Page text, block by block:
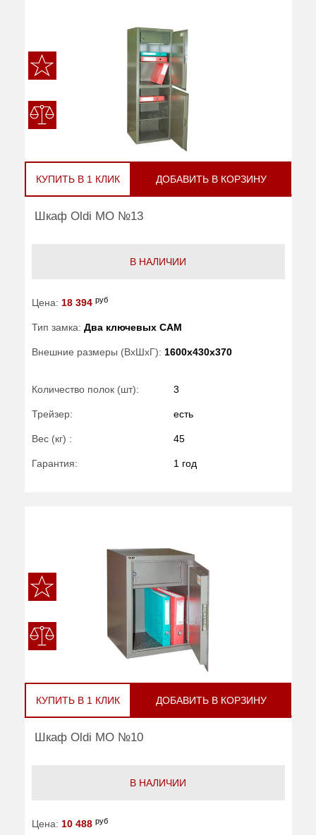
КУПИТЬ В 1 КЛИК ДОБАВИТЬ В КОРЗИНУ
Шкаф Oldi МО №13
В НАЛИЧИИ
Цена: 18 394 руб
Тип замка: Два ключевых САМ
Внешние размеры (ВхШхГ): 1600x430x370
Количество полок (шт): 3
Трейзер: есть
Вес (кг) : 45
Гарантия: 1 год
КУПИТЬ В 1 КЛИК ДОБАВИТЬ В КОРЗИНУ
Шкаф Oldi МО №10
В НАЛИЧИИ
Цена: 10 488 руб